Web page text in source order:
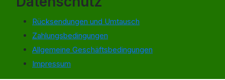
Rücksendungen und Umtausch
Zahlungsbedingungen
Allgemeine Geschäftsbedingungen
Impressum